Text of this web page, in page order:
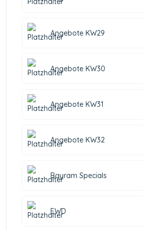
Angebote KW29
Angebote KW30
Angebote KW31
Angebote KW32
Bayram Specials
EWD